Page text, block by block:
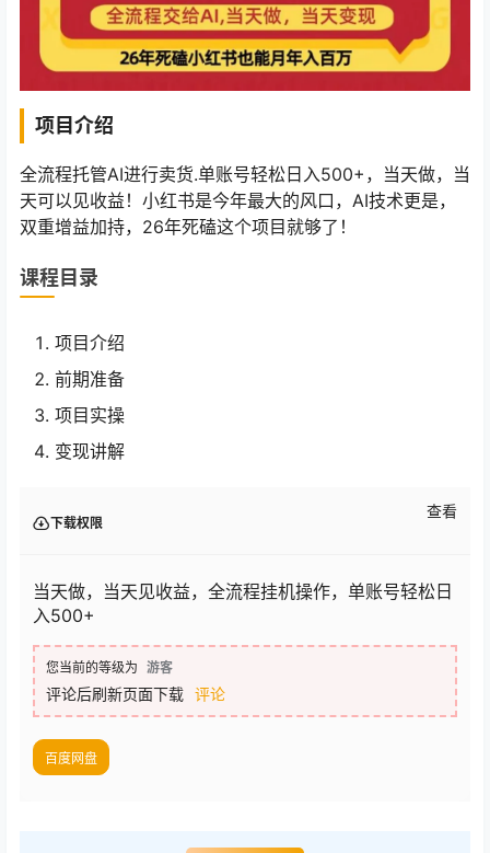
项目介绍
全流程托管AI进行卖货.单账号轻松日入500+，当天做，当
天可以见收益！小红书是今年最大的风口，AI技术更是，
双重增益加持，26年死磕这个项目就够了！
课程目录
项目介绍
前期准备
项目实操
变现讲解
下载权限
查看
当天做，当天见收益，全流程挂机操作，单账号轻松日
入500+
您当前的等级为 游客
评论后刷新页面下载 评论
百度网盘